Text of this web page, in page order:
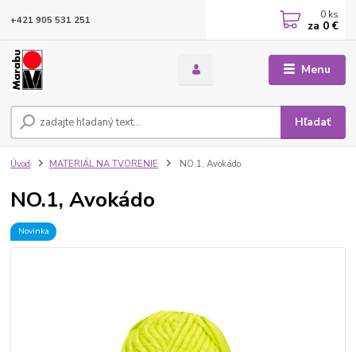
Menu
Hľadať
+421 905 531 251 0 ks
za 0 €
Úvod MATERIÁL NA TVORENIE NO.1, Avokádo
NO.1, Avokádo
Novinka